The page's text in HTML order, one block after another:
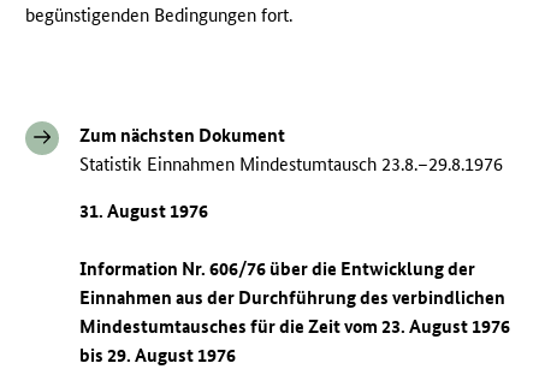
begünstigenden Bedingungen fort.
Zum nächsten Dokument
Statistik Einnahmen Mindestumtausch 23.8.–29.8.1976
31. August 1976
Information Nr. 606/76 über die Entwicklung der
Einnahmen aus der Durchführung des verbindlichen
Mindestumtausches für die Zeit vom 23. August 1976
bis 29. August 1976